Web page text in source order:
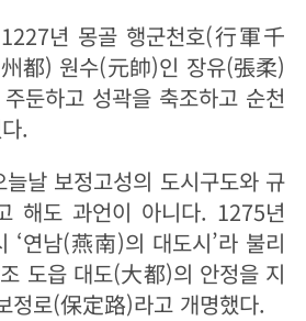
년 몽골 행군천호(行軍千
都) 원수(元帥)인 장유(張柔)
둔하고 성곽을 축조하고 순천
.
날 보정고성의 도시구도와 규
해도 과언이 아니다. 1275년
‘연남(燕南)의 대도시’라 불리
도읍 대도(大都)의 안정을 지
정로(保定路)라고 개명했다.